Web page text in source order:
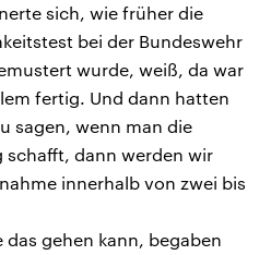
sich, wie früher die
bei der Bundeswehr
wurde, weiß, da war
fertig. Und dann hatten
sagen, wenn man die
schafft, dann werden wir
innerhalb von zwei bis
gehen kann, begaben